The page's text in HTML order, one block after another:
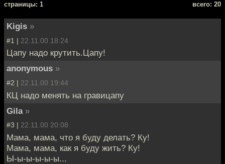
cтраницы: 1 всего: 20
Kigis »
#1 | 22.11.00 18:24
Цапу надо крутить.Цапу!
anonymous »
#2 | 22.11.00 19:44
КЦ надо менять на гравицапу
Gila »
#3 | 22.11.00 20:08
Мама, мама, что я буду делать? Ку!
Мама, мама, как я буду жить? Ку!
Ы-ы-ы-ы-ы-ы...